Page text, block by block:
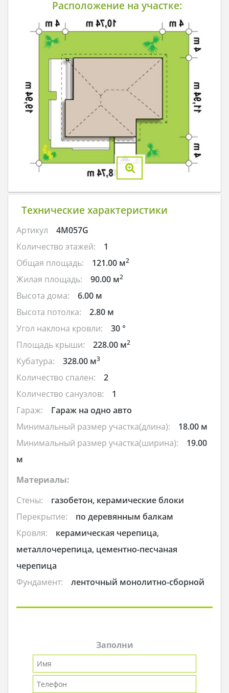
Расположение на участке:
Технические характеристики
Артикул
4M057G
Количество этажей:
1
Общая площадь:
121.00 м2
Жилая площадь: 90.00 м2
Высота дома:
6.00 м
Высота потолка:
2.80 м
Угол наклона кровли:
30 °
Площадь крыши:
228.00 м2
Кубатура: 328.00 м3
Количество спален:
2
Количество санузлов:
1
Гараж:
Гараж на одно авто
Минимальный размер участка(длина):
18.00 м
Минимальный размер участка(ширина):
19.00
м
Материалы:
Стены:
газобетон, керамические блоки
Перекрытие:
по деревянным балкам
Кровля:
керамическая черепица,
металлочерепица, цементно-песчаная
черепица
Фундамент:
ленточный монолитно-сборной
Заполни